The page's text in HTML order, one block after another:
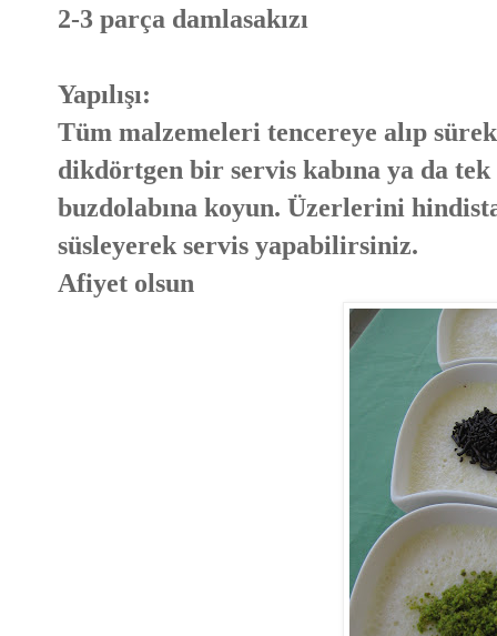
2-3 parça damlasakızı
Yapılışı:
Tüm malzemeleri tencereye alıp
dikdörtgen bir servis kabına ya da
buzdolabına koyun. Üzerlerini
süsleyerek servis yapabilirsiniz.
Afiyet olsun